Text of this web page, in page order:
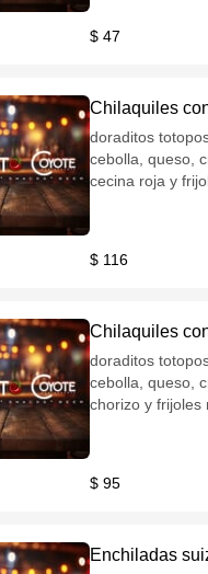
$ 47
Chilaquiles
doraditos
cebolla, queso,
cecina roja y
$ 116
Chilaquiles
doraditos
cebolla, queso,
chorizo y frijoles
$ 95
Enchiladas